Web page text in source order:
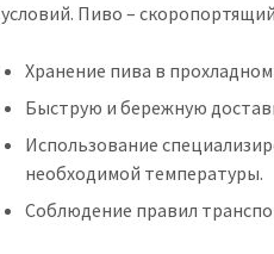
условий. Пиво –
Хранение пива в
Быструю и бережную
Использование
необходимой температуры.
Соблюдение правил